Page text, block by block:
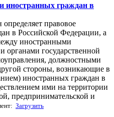
иностранных граждан в
правовое
в Российской Федерации, а
иностранными
органами государственной
должностными
стороны, возникающие в
иностранных граждан в
ими на территории
предпринимательской и
Загрузить